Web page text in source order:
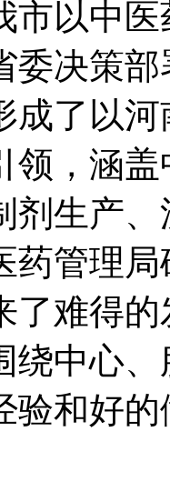
市以中
委决策部
成了以
领 ， 涵盖
剂生产
药管理
了难得
绕中心
验和好